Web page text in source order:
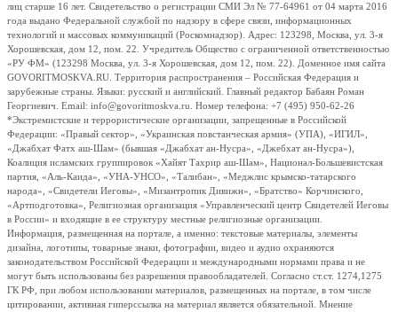
лиц старше 16 лет. Свидетельство о регистрации СМИ Эл № 77-64961 от 04 марта 2016
года выдано Федеральной службой по надзору в сфере связи, информационных
технологий и массовых коммуникаций (Роскомнадзор). Адрес: 123298, Москва, ул. 3-я
Хорошевская, дом 12, пом. 22. Учредитель Общество с ограниченной ответственностью
«РУ ФМ» (123298 Москва, ул. 3-я Хорошевская, дом 12, пом. 22). Доменное имя сайта
GOVORITMOSKVA.RU. Территория распространения – Российская Федерация и
зарубежные страны. Языки: русский и английский. Главный редактор Бабаян Роман
Георгиевич. Email: info@govoritmoskva.ru. Номер телефона: +7 (495) 950-62-26
*Экстремистские и террористические организации, запрещенные в Российской
Федерации: «Правый сектор», «Украинская повстанческая армия» (УПА), «ИГИЛ»,
«Джабхат Фатх аш-Шам» (бывшая «Джабхат ан-Нусра», «Джебхат ан-Нусра»),
Коалиция исламских группировок «Хайят Тахрир аш-Шам», Национал-Большевистская
партия, «Аль-Каида», «УНА-УНСО», «Талибан», «Меджлис крымско-татарского
народа», «Свидетели Иеговы», «Мизантропик Дивижн», «Братство» Корчинского,
«Артподготовка», Религиозная организация «Управленческий центр Свидетелей Иеговы
в России» и входящие в ее структуру местные религиозные организации.
Информация, размещенная на портале, а именно: текстовые материалы, элементы
дизайна, логотипы, товарные знаки, фотографии, видео и аудио охраняются
законодательством Российской Федерации и международными нормами права и не
могут быть использованы без разрешения правообладателей. Согласно ст.ст. 1274,1275
ГК РФ, при любом использовании материалов, размещенных на портале, в том числе
цитировании, активная гиперссылка на материал является обязательной. Мнение